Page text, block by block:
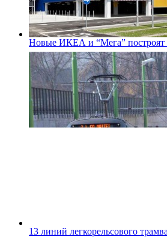
Новые ИКЕА и “Мега” построят
13 линий легкорельсового